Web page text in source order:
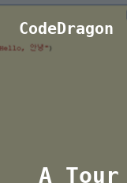
CodeDragon
A Tour